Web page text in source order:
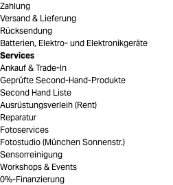
Zahlung
Versand & Lieferung
Rücksendung
Batterien, Elektro- und Elektronikgeräte
Services
Ankauf & Trade-In
Geprüfte Second-Hand-Produkte
Second Hand Liste
Ausrüstungsverleih (Rent)
Reparatur
Fotoservices
Fotostudio (München Sonnenstr.)
Sensorreinigung
Workshops & Events
0%-Finanzierung